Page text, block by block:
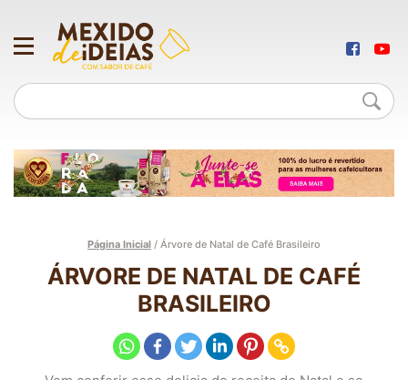
Página Inicial / Árvore de Natal de Café Brasileiro
ÁRVORE DE NATAL DE CAFÉ
BRASILEIRO